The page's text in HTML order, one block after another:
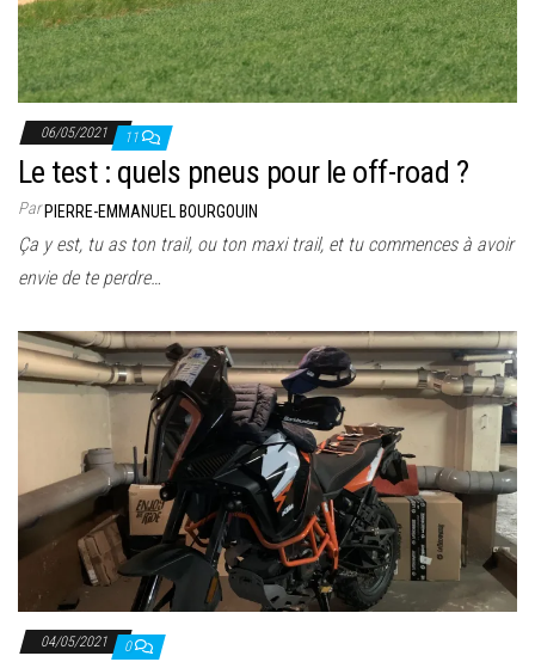
06/05/2021 11
Le test : quels pneus pour le off-road ?
ParPIERRE-EMMANUEL BOURGOUIN
Ça y est, tu as ton trail, ou ton maxi trail, et tu commences à avoir
envie de te perdre…
04/05/2021 0